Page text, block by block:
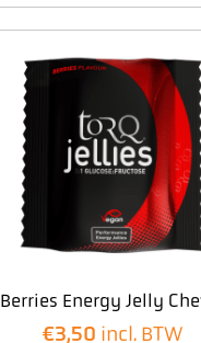
Berries Energy Jelly
€3,50 incl. BTW